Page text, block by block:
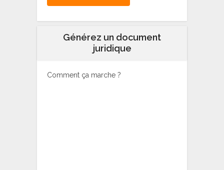
Générez un document
juridique
Comment ça marche ?